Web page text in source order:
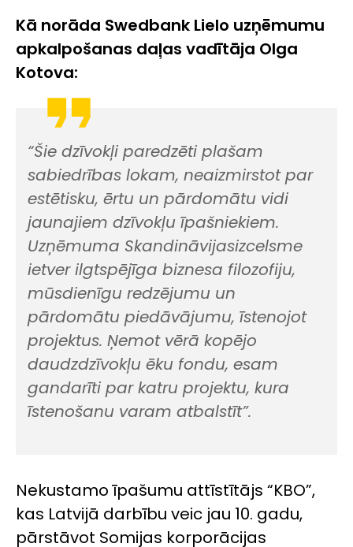
Kā norāda Swedbank Lielo uzņēmumu
apkalpošanas daļas vadītāja Olga
Kotova:
“Šie dzīvokļi paredzēti plašam
sabiedrības lokam, neaizmirstot par
estētisku, ērtu un pārdomātu vidi
jaunajiem dzīvokļu īpašniekiem.
Uzņēmuma Skandināvijasizcelsme
ietverilgtspējīga biznesa filozofiju,
mūsdienīgu redzējumu un
pārdomātu piedāvājumu, īstenojot
projektus. Ņemot vērā kopējo
daudzdzīvokļu ēku fondu, esam
gandarīti par katru projektu, kura
īstenošanu varam atbalstīt”.
Nekustamo īpašumu attīstītājs “KBO”,
kas Latvijā darbību veic jau 10. gadu,
pārstāvot Somijas korporācijas